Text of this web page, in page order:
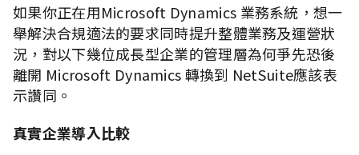
如果你正在用Microsoft Dynamics 業務系統，想一
舉解決合規適法的要求同時提升整體業務及運營狀
況，對以下幾位成長型企業的管理層為何爭先恐後
離開 Microsoft Dynamics 轉換到 NetSuite應該表
示讚同。
真實企業導入比較